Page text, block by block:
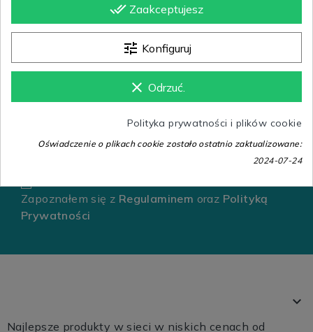
Newsletter
Zapoznałem się z Regulaminem oraz Polityką
Prywatności

Najlepsze produkty w sieci w niskich cenach od
done_all Zaakceptujesz
tune Konfiguruj
clear Odrzuć.
Polityka prywatności i plików cookie
Oświadczenie o plikach cookie zostało ostatnio zaktualizowane:
2024-07-24